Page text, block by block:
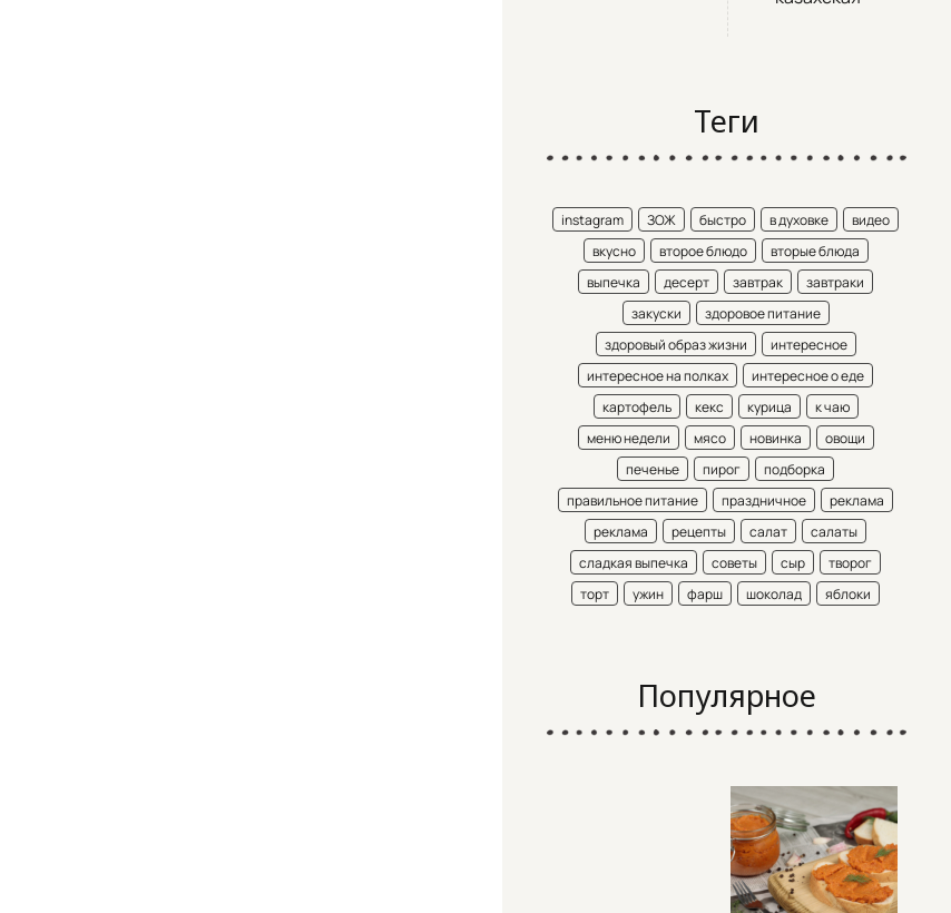
Теги
instagram ЗОЖ быстро в духовке
видео
вкусно
второе блюдо
вторые блюда
выпечка
десерт завтрак
завтраки
закуски
здоровое питание
здоровый образ жизни
интересное
интересное на полках
интересное о еде
картофель
кекс курица
к чаю
меню недели
мясо новинка
овощи
печенье
пирог
подборка
правильное питание
праздничное
реклама
реклама
рецепты салат
салаты
сладкая выпечка
советы сыр
творог
торт
ужин фарш шоколад яблоки
Популярное